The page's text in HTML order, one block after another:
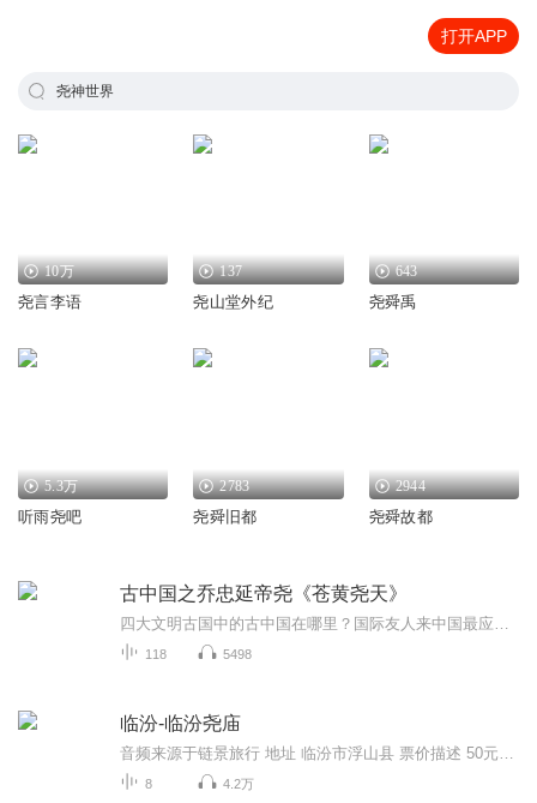
打开APP
尧神世界
10万
尧言李语
137
尧山堂外纪
643
尧舜禹
5.3万
听雨尧吧
2783
尧舜旧都
2944
尧舜故都
古中国之乔忠延帝尧《苍黄尧天》
118 5498
临汾-临汾尧庙
8 4.2万